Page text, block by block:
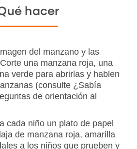
hacer
del manzano y las
una manzana roja, una
verde para abrirlas y hablen
(consulte ¿Sabía
de orientación al
cada niño un plato de papel
de manzana roja, amarilla
a los niños que prueben y